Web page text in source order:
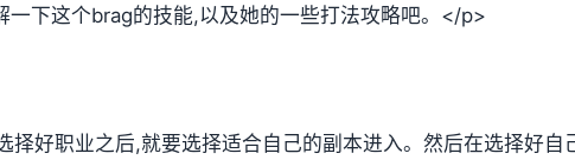
一下这个brag的技能,以及她的一些打法攻略吧。</p>
择好职业之后,就要选择适合自己的副本进入。然后在选择好